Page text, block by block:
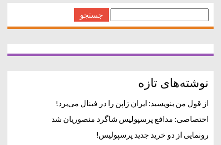
برای:
نوشته‌های تازه
از قول من بنویسید: ایران ژاپن را در فینال می‌برد!
اختصاصی: مدافع پرسپولیس شاگرد منصوریان شد
رونمایی از دو خرید جدید پرسپولیس!